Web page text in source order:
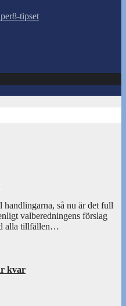
tipset
så nu är det full
valberedningens förslag
alla tillfällen…
kvar